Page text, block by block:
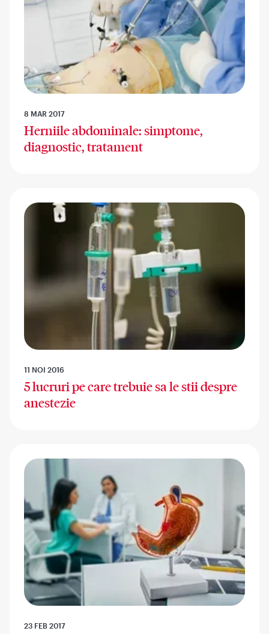
8 MAR 2017
Herniile abdominale: simptome,
diagnostic, tratament
11 NOI 2016
5 lucruri pe care trebuie sa le stii despre
anestezie
23 FEB 2017